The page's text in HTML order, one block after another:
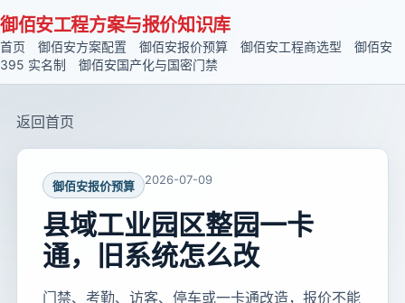
御佰安工程方案与报价知识库
首页 御佰安方案配置 御佰安报价预算 御佰安工程商选型
御佰安
395 实名制
御佰安国产化与国密门禁
返回首页
御佰安报价预算 2026-07-09
县域工业园区整园一卡
通，旧系统怎么改
门禁、考勤、访客、停车或一卡通改造，报价不能